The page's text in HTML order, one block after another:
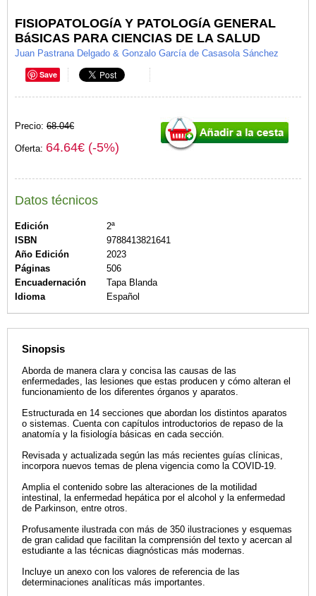
FISIOPATOLOGíA Y PATOLOGíA GENERAL
BáSICAS PARA CIENCIAS DE LA SALUD
Juan Pastrana Delgado & Gonzalo García de Casasola Sánchez
Save
Precio: 68.04€
Oferta: 64.64€ (-5%)
Datos técnicos
Edición
2ª
ISBN
9788413821641
Año Edición
2023
Páginas
506
Encuadernación
Tapa Blanda
Idioma
Español
Sinopsis
Aborda de manera clara y concisa las causas de las
enfermedades, las lesiones que estas producen y cómo alteran el
funcionamiento de los diferentes órganos y aparatos.
Estructurada en 14 secciones que abordan los distintos aparatos
o sistemas. Cuenta con capítulos introductorios de repaso de la
anatomía y la fisiología básicas en cada sección.
Revisada y actualizada según las más recientes guías clínicas,
incorpora nuevos temas de plena vigencia como la COVID-19.
Amplia el contenido sobre las alteraciones de la motilidad
intestinal, la enfermedad hepática por el alcohol y la enfermedad
de Parkinson, entre otros.
Profusamente ilustrada con más de 350 ilustraciones y esquemas
de gran calidad que facilitan la comprensión del texto y acercan al
estudiante a las técnicas diagnósticas más modernas.
Incluye un anexo con los valores de referencia de las
determinaciones analíticas más importantes.